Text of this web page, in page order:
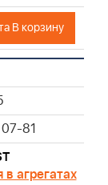
В корзину
81
агрегатах